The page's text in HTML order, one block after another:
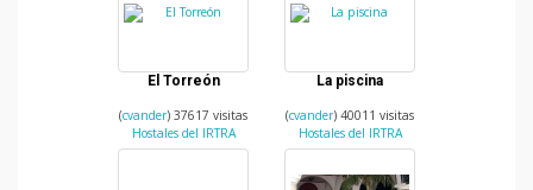
El Torreón
(cvander) 37617 visitas
Hostales del IRTRA
La piscina
(cvander) 40011 visitas
Hostales del IRTRA